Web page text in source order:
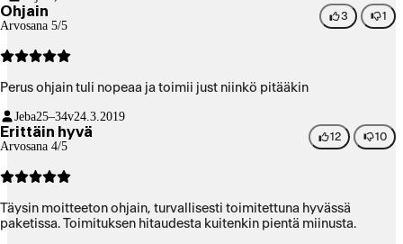
Ohjain
Arvosana 5/5
3 1
Perus ohjain tuli nopeaa ja toimii just niinkö pitääkin
Jeba25–34v24.3.2019
Erittäin hyvä
Arvosana 4/5
12 10
Täysin moitteeton ohjain, turvallisesti toimitettuna hyvässä
paketissa. Toimituksen hitaudesta kuitenkin pientä miinusta.